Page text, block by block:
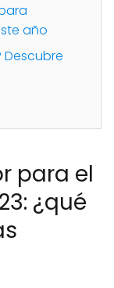
año
Descubre
para el
¿qué